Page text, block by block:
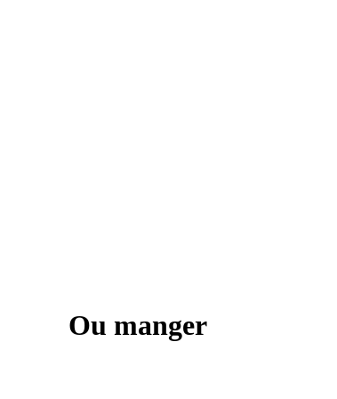
Ou manger